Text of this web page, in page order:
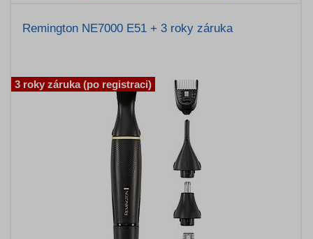
Remington NE7000 E51 + 3 roky záruka
3 roky záruka (po registraci)